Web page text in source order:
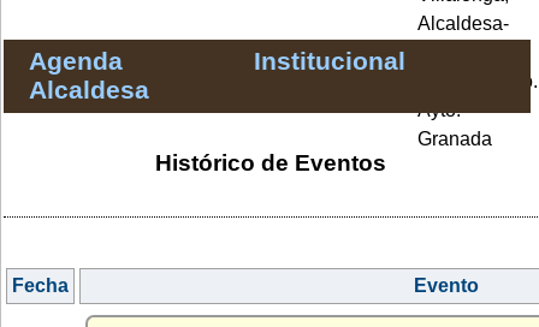
Agenda Institucional
Alcaldesa
Histórico de Eventos
Fecha Evento